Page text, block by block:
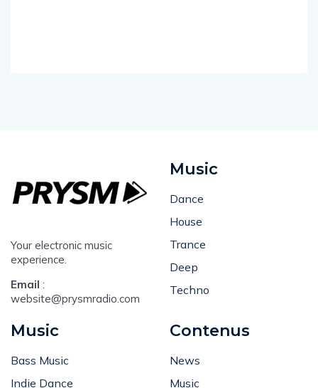
Your electronic music
experience.
Email :
website@prysmradio.com
Music
Dance
House
Trance
Deep
Techno
Music
Bass Music
Indie Dance
Contenus
News
Music